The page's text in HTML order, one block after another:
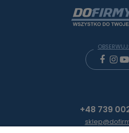
OBSERWUJ:
+48 739